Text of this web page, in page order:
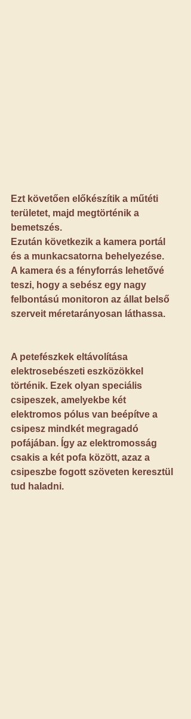
Ezt követően előkészítik a műtéti
területet, majd megtörténik a
bemetszés.
Ezután következik a kamera portál
és a munkacsatorna behelyezése.
A kamera és a fényforrás lehetővé
teszi, hogy a sebész egy nagy
felbontású monitoron az állat belső
szerveit méretarányosan láthassa.
A petefészkek eltávolítása
elektrosebészeti eszközökkel
történik. Ezek olyan speciális
csipeszek, amelyekbe két
elektromos pólus van beépítve a
csipesz mindkét megragadó
pofájában. Így az elektromosság
csakis a két pofa között, azaz a
csipeszbe fogott szöveten keresztül
tud haladni.